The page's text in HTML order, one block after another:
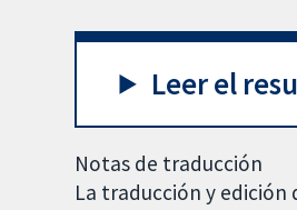
Leer el
Notas de traducción
La traducción y edición